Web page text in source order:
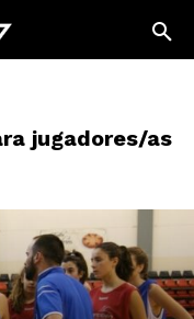
jugadores/as